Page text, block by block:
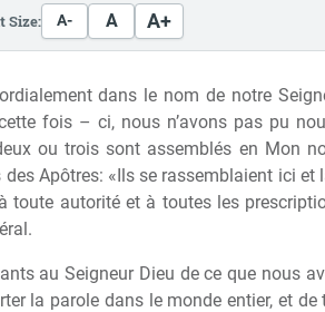
Size: A- A A+
dans le nom de notre
fois – ci, nous n’avons pas pu
ou trois sont assemblés en Mon
Apôtres: «Ils se rassemblaient ici et l
à toute autorité et à toutes les
au Seigneur Dieu de ce que nous
la parole dans le monde entier, et